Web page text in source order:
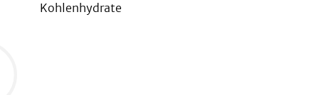
Kohlenhydrate